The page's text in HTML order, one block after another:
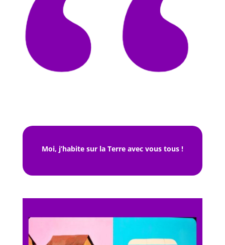
Moi, j’habite sur la Terre avec vous tous !